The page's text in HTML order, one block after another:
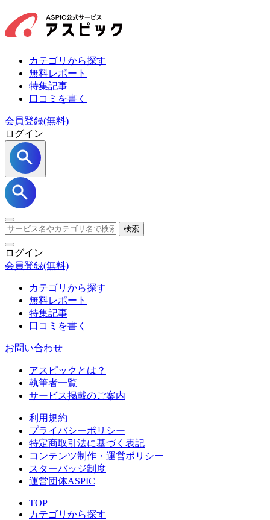
カテゴリから探す
無料レポート
特集記事
口コミを書く
会員登録(無料)
ログイン
検索
ログイン
会員登録(無料)
カテゴリから探す
無料レポート
特集記事
口コミを書く
お問い合わせ
アスピックとは？
執筆者一覧
サービス掲載のご案内
利用規約
プライバシーポリシー
特定商取引法に基づく表記
コンテンツ制作・運営ポリシー
スターバッジ制度
運営団体ASPIC
TOP
カテゴリから探す